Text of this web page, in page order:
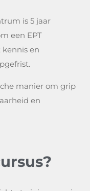
is 5 jaar
een EPT
kennis en
manier om grip
en